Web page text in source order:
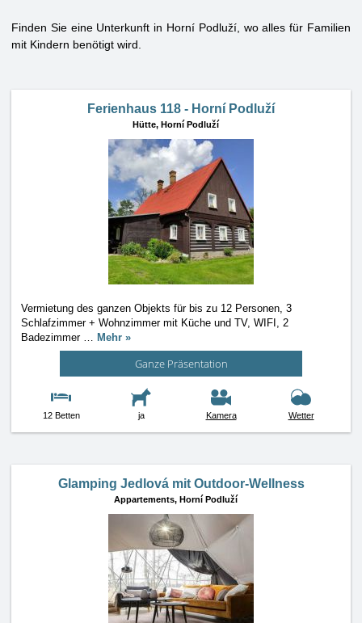
Finden Sie eine Unterkunft in Horní Podluží, wo alles für Familien
mit Kindern benötigt wird.
Ferienhaus 118 - Horní Podluží
Hütte, Horní Podluží
Vermietung des ganzen Objekts für bis zu 12 Personen, 3
Schlafzimmer + Wohnzimmer mit Küche und TV, WIFI, 2
Badezimmer … Mehr »
Ganze Präsentation
12 Betten ja Kamera Wetter
Glamping Jedlová mit Outdoor-Wellness
Appartements, Horní Podluží